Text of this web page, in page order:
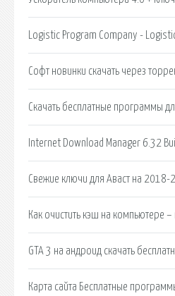
Logistic Program Company -
Софт новинки скачать через
Скачать бесплатные программы
Internet Download Manager 6.32
Свежие ключи для Аваст на 2018-
Как очистить кэш на компьютере
GTA 3 на андроид скачать
Карта сайта Бесплатные